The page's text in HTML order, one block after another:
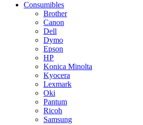
Consumibles
Brother
Canon
Dell
Dymo
Epson
HP
Konica Minolta
Kyocera
Lexmark
Oki
Pantum
Ricoh
Samsung